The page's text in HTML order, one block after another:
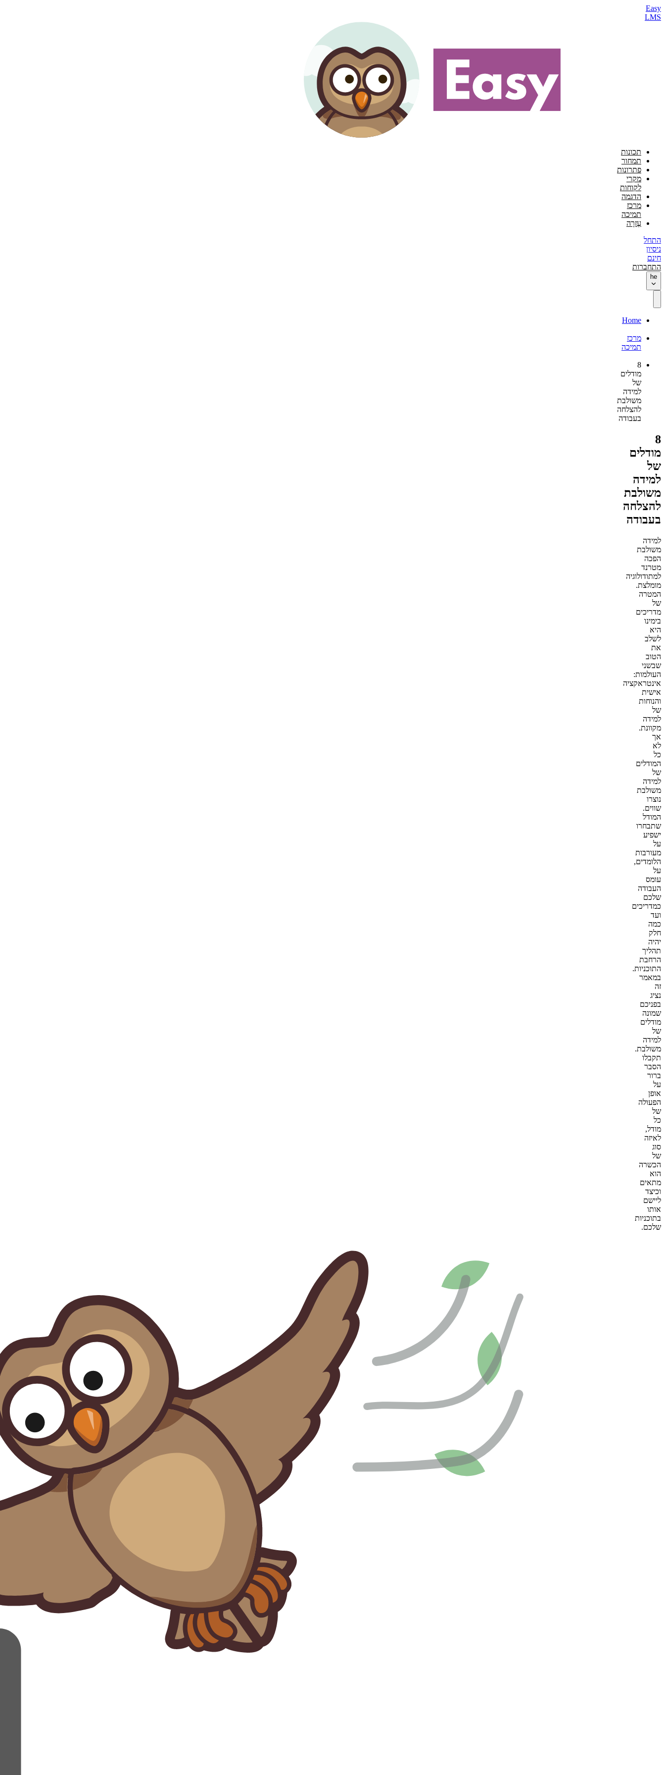
Easy
LMS
תכונות
תמחור
פתרונות
מקרי
לקוחות
הדגמה
מרכז
תמיכה
עֶזרָה
התחל
ניסיון
חינם
התחברות
he
Home
מרכז
תמיכה
8
מודלים
של
למידה
משולבת
להצלחה
בעבודה
8
מודלים
של
למידה
משולבת
להצלחה
בעבודה
למידה
משולבת
הפכה
מטרנד
למתודולוגיה
מומלצת.
המטרה
של
מדריכים
בימינו
היא
לשלב
את
הטוב
שבשני
העולמות:
אינטראקציה
אישית
והנוחות
של
למידה
מקוונת.
אך
לא
כל
המודלים
של
למידה
משולבת
נוצרו
שווים.
המודל
שתבחרו
ישפיע
על
מעורבות
הלומדים,
על
עומס
העבודה
שלכם
כמדריכים
ועד
כמה
חלק
יהיה
תהליך
הרחבת
התוכניות.
במאמר
זה
נציג
בפניכם
שמונה
מודלים
של
למידה
משולבת.
תקבלו
הסבר
ברור
על
אופן
הפעולה
של
כל
מודל,
לאיזה
סוג
של
הכשרה
הוא
מתאים
וכיצד
ליישם
אותו
בתוכניות
שלכם.